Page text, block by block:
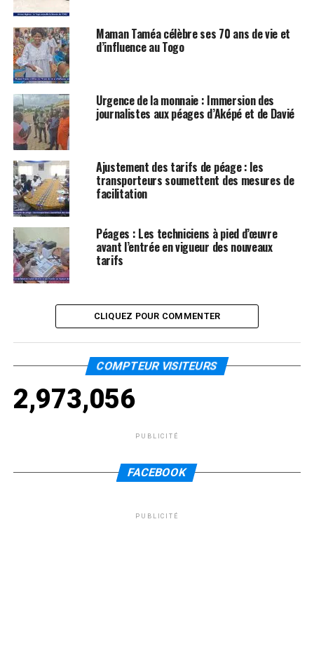
Maman Taméa célèbre ses 70 ans de vie et
d’influence au Togo
Urgence de la monnaie : Immersion des
journalistes aux péages d’Aképé et de Davié
Ajustement des tarifs de péage : les
transporteurs soumettent des mesures de
facilitation
Péages : Les techniciens à pied d’œuvre
avant l’entrée en vigueur des nouveaux
tarifs
CLIQUEZ POUR COMMENTER
COMPTEUR VISITEURS
2,973,056
PUBLICITÉ
FACEBOOK
PUBLICITÉ